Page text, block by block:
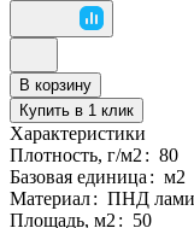
В корзину
Купить в 1 клик
Характеристики
Плотность, г/м2: 80
Базовая единица : м2
Материал: ПНД
Площадь, м2: 50